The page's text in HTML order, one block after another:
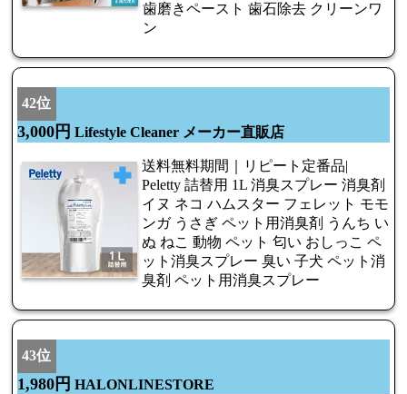
歯磨きペースト 歯石除去 クリーンワ
ン
42位
3,000円 Lifestyle Cleaner メーカー直販店
送料無料期間｜リピート定番品|
Peletty 詰替用 1L 消臭スプレー 消臭剤
イヌ ネコ ハムスター フェレット モモ
ンガ うさぎ ペット用消臭剤 うんち い
ぬ ねこ 動物 ペット 匂い おしっこ ペ
ット消臭スプレー 臭い 子犬 ペット消
臭剤 ペット用消臭スプレー
43位
1,980円 HALONLINESTORE